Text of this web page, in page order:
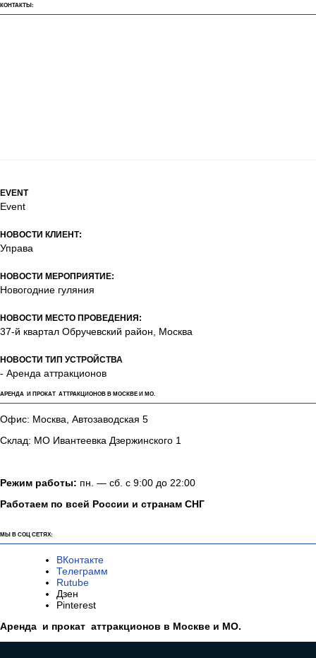
КОНТАКТЫ:
EVENT
Event
НОВОСТИ КЛИЕНТ:
Управа
НОВОСТИ МЕРОПРИЯТИЕ:
Новогодние гуляния
НОВОСТИ МЕСТО ПРОВЕДЕНИЯ:
37-й квартал Обручевский район, Москва
НОВОСТИ ТИП УСТРОЙСТВА
- Аренда аттракционов
АРЕНДА И ПРОКАТ АТТРАКЦИОНОВ В МОСКВЕ И МО.
Офис: Москва, Автозаводская 5
Склад: МО Ивантеевка Дзержинского 1
Режим работы: пн. — сб. с 9:00 до 22:00
Работаем по всей России и странам СНГ
МЫ В СОЦ СЕТЯХ:
ВКонтакте
Телеграмм
Rutube
Дзен
Pinterest
Аренда и прокат аттракционов в Москве и МО.